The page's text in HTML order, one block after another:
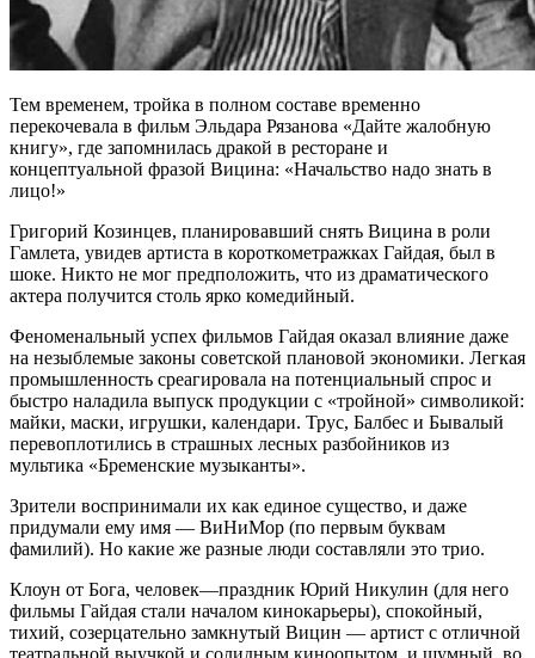
Тем временем, тройка в полном составе временно
перекочевала в фильм Эльдара Рязанова «Дайте жалобную
книгу», где запомнилась дракой в ресторане и
концептуальной фразой Вицина: «Начальство надо знать в
лицо!»
Григорий Козинцев, планировавший снять Вицина в роли
Гамлета, увидев артиста в короткометражках Гайдая, был в
шоке. Никто не мог предположить, что из драматического
актера получится столь ярко комедийный.
Феноменальный успех фильмов Гайдая оказал влияние даже
на незыблемые законы советской плановой экономики. Легкая
промышленность среагировала на потенциальный спрос и
быстро наладила выпуск продукции с «тройной» символикой:
майки, маски, игрушки, календари. Трус, Балбес и Бывалый
перевоплотились в страшных лесных разбойников из
мультика «Бременские музыканты».
Зрители воспринимали их как единое существо, и даже
придумали ему имя — ВиНиМор (по первым буквам
фамилий). Но какие же разные люди составляли это трио.
Клоун от Бога, человек—праздник Юрий Никулин (для него
фильмы Гайдая стали началом кинокарьеры), спокойный,
тихий, созерцательно замкнутый Вицин — артист с отличной
театральной выучкой и солидным киноопытом, и шумный, во